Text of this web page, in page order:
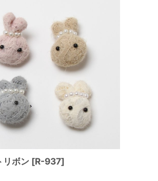
リボン [R-937]